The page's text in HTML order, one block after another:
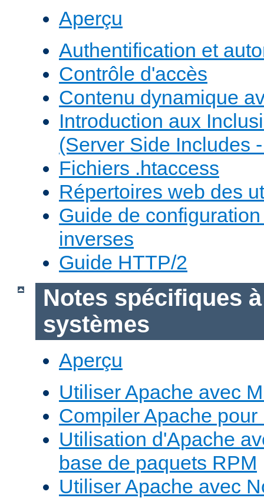
Aperçu
Authentification et
Contrôle d'accès
Contenu dynamique
Introduction aux
(Server Side Includes
Fichiers .htaccess
Répertoires web des
Guide de
inverses
Guide HTTP/2
Notes spécifiques
systèmes
Aperçu
Utiliser Apache avec
Compiler Apache
Utilisation d'Apache
base de paquets RPM
Utiliser Apache avec